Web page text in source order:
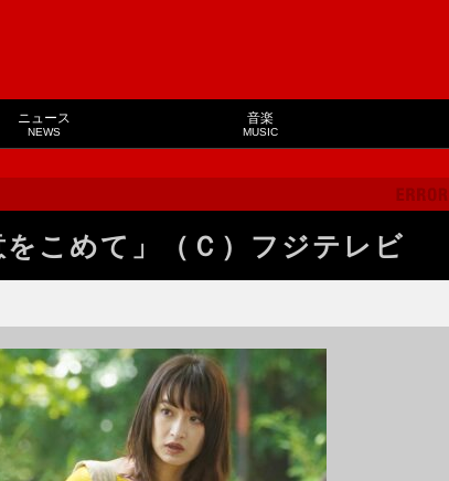
ニュース
NEWS
音楽
MUSIC
をこめて」（Ｃ）フジテレビ